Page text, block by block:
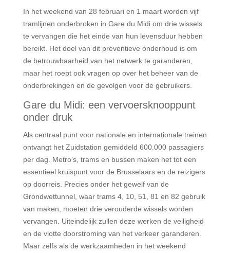
In het weekend van 28 februari en 1 maart worden vijf
tramlijnen onderbroken in Gare du Midi om drie wissels
te vervangen die het einde van hun levensduur hebben
bereikt. Het doel van dit preventieve onderhoud is om
de betrouwbaarheid van het netwerk te garanderen,
maar het roept ook vragen op over het beheer van de
onderbrekingen en de gevolgen voor de gebruikers.
Gare du Midi: een vervoersknooppunt
onder druk
Als centraal punt voor nationale en internationale treinen
ontvangt het Zuidstation gemiddeld 600.000 passagiers
per dag. Metro’s, trams en bussen maken het tot een
essentieel kruispunt voor de Brusselaars en de reizigers
op doorreis. Precies onder het gewelf van de
Grondwettunnel, waar trams 4, 10, 51, 81 en 82 gebruik
van maken, moeten drie verouderde wissels worden
vervangen. Uiteindelijk zullen deze werken de veiligheid
en de vlotte doorstroming van het verkeer garanderen.
Maar zelfs als de werkzaamheden in het weekend